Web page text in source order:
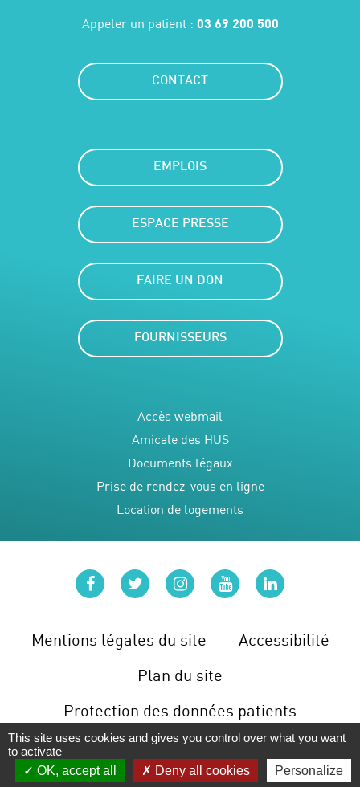
Appeler un patient : 03 69 200 500
CONTACT
EMPLOIS
ESPACE PRESSE
FAIRE UN DON
FOURNISSEURS
Accès webmail
Amicale des HUS
Documents légaux
Prise de rendez-vous en ligne
Location de logements
Mentions légales du site
Accessibilité
Plan du site
Protection des données patients
Gérer les cookies
facebooktwitterinstagram
youtubelinkedin
This site uses cookies and gives you control over what you want
to activate
OK, accept all
Deny all cookies
Personalize